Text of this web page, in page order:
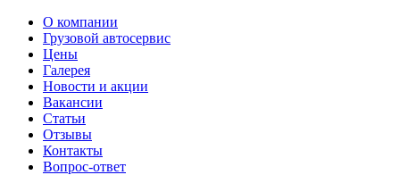
О компании
Грузовой автосервис
Цены
Галерея
Новости и акции
Вакансии
Статьи
Отзывы
Контакты
Вопрос-ответ